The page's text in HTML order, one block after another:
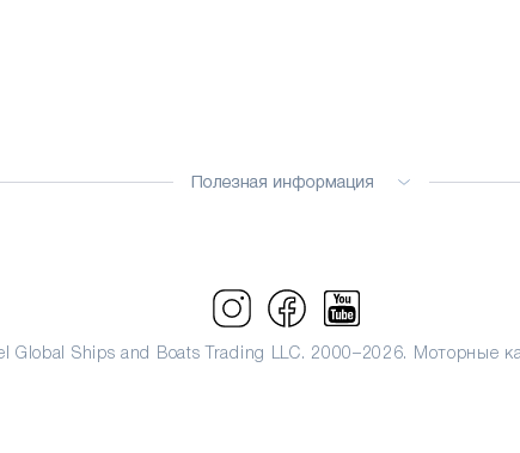
Global Ships and Boats Trading LLC. 2000–2026. Моторные